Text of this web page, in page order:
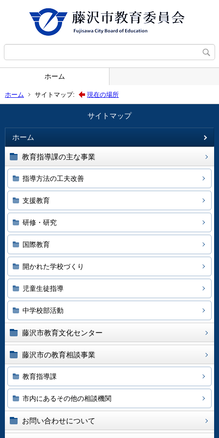
ホーム
ホーム サイトマップ: 現在の場所
サイトマップ
ホーム
教育指導課の主な事業
指導方法の工夫改善
支援教育
研修・研究
国際教育
開かれた学校づくり
児童生徒指導
中学校部活動
藤沢市教育文化センター
藤沢市の教育相談事業
教育指導課
市内にあるその他の相談機関
お問い合わせについて